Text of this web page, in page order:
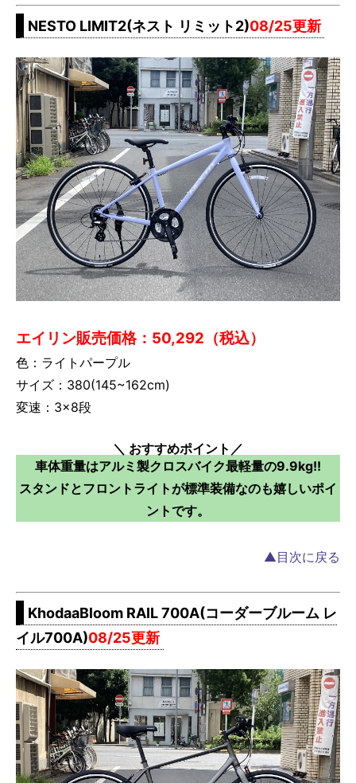
NESTO LIMIT2(ネスト リミット2)08/25更新
エイリン販売価格：50,292（税込）
色：ライトパープル
サイズ：380(145~162cm)
変速：3×8段
＼ おすすめポイント／
車体重量はアルミ製クロスバイク最軽量の9.9kg!!
スタンドとフロントライトが標準装備なのも嬉しいポイ
ントです。
▲目次に戻る
KhodaaBloom RAIL 700A(コーダーブルーム レ
イル700A)08/25更新